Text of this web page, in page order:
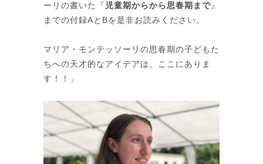
ーリの書いた『 児童期からから思春期まで』
までの付録AとBを是非お読みください。
マリア・モンテッソーリの思春期の子どもた
ちへの天才的なアイデアは、ここにありま
す！！」